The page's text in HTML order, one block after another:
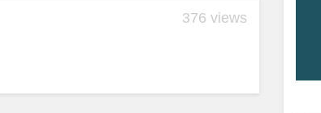
376 views